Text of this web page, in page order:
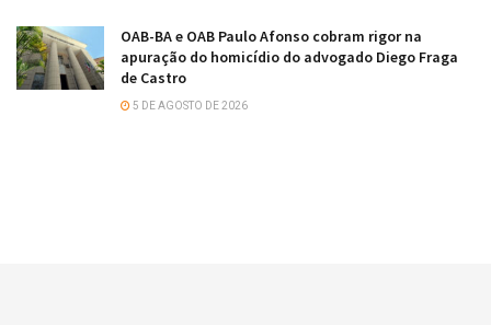
OAB-BA e OAB Paulo Afonso cobram rigor na
apuração do homicídio do advogado Diego Fraga
de Castro
5 DE AGOSTO DE 2026